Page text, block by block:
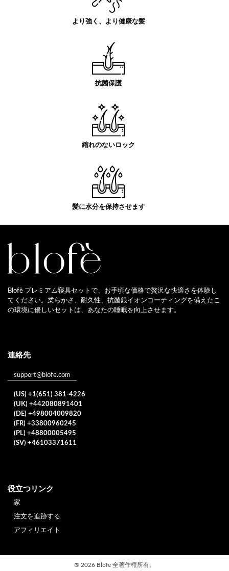
より強く、より健康な髪
抗菌保護
縮れのないロック
髪に水分を保持させます
Blofè プレミアム寝具セットで、お手頃な価格で贅沢な快適さを体験し
てください。柔らかさ、耐久性、抗菌銀イオンコーティングを備えたこ
の環境に優しいセットは、あなたの睡眠を向上させます。
連絡先
support@blofe.com
(US) +1(651) 381-4226
(UK) +442080891401
(DE) +498004009820
(FR) +33800960245
(PL) +48800005495
(SV) +46103371611
役立つリンク
家
注文を追跡する
アフィリエイト
® 2026 Blofe 全著作権所有。